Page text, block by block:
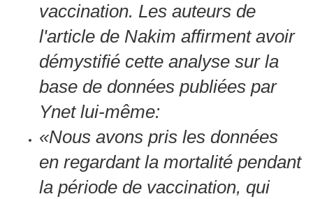
vaccination. Les auteurs de
l'article de Nakim affirment avoir
démystifié cette analyse sur la
base de données publiées par
Ynet lui-même:
«Nous avons pris les données
en regardant la mortalité pendant
la période de vaccination, qui